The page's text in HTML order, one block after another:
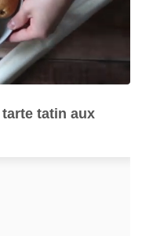
tatin aux